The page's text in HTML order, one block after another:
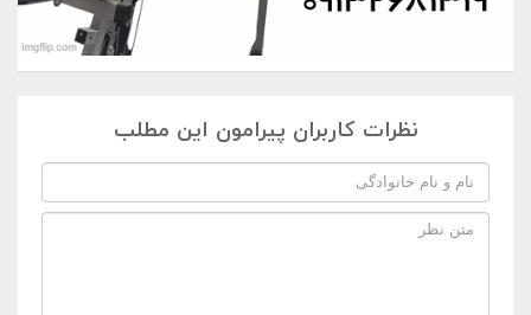
نظرات کاربران پیرامون این مطلب